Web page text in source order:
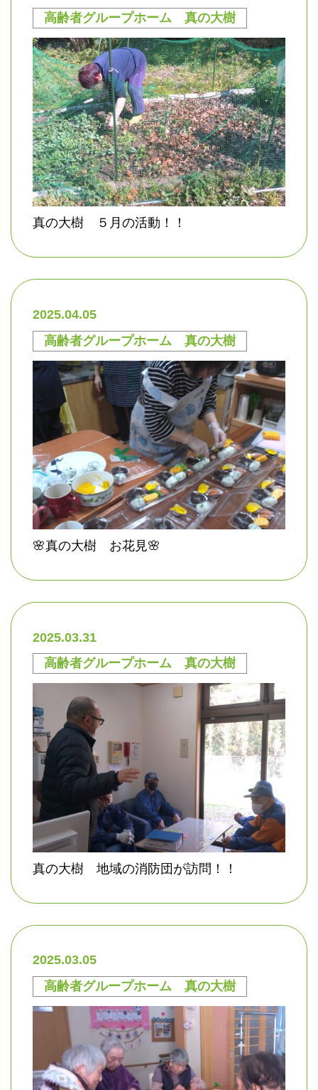
高齢者グループホーム 真の大樹
真の大樹 ５月の活動！！
2025.04.05
高齢者グループホーム 真の大樹
🌸真の大樹 お花見🌸
2025.03.31
高齢者グループホーム 真の大樹
真の大樹 地域の消防団が訪問！！
2025.03.05
高齢者グループホーム 真の大樹